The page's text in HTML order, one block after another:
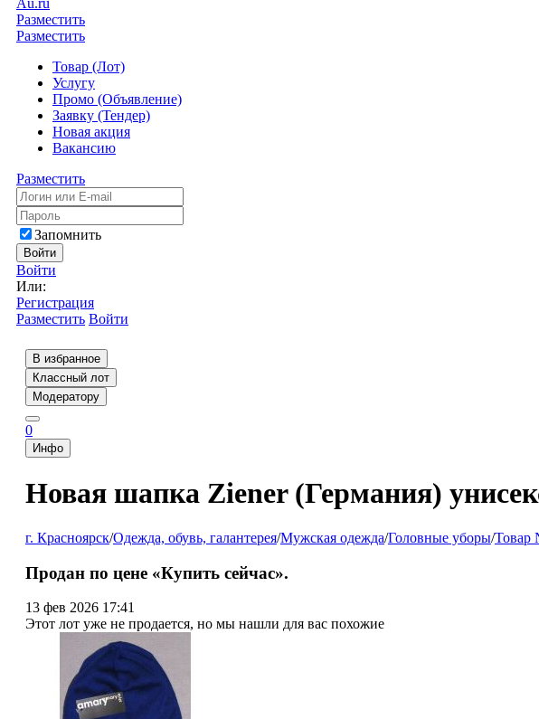
Au.ru
Разместить
Разместить
Товар (Лот)
Услугу
Промо (Объявление)
Заявку (Тендер)
Новая акция
Вакансию
Разместить
Запомнить
Войти
Войти
Или:
Регистрация
Разместить Войти
В избранное
Классный лот
Модератору
0
Инфо
Новая шапка Ziener (Германия)
г. Красноярск/Одежда, обувь, галантерея/Мужская одежда/Головные уборы/Товар
Продан по цене «Купить сейчас».
13 фев 2026 17:41
Этот лот уже не продается, но мы нашли для вас похожие